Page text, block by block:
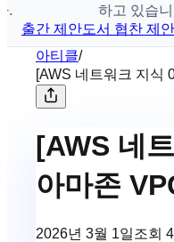
하고 있습니
출간 제안도서 협찬 제안
아티클/
[AWS 네트워크 지식
[AWS 네
아마존
2026년 3월 1일조회